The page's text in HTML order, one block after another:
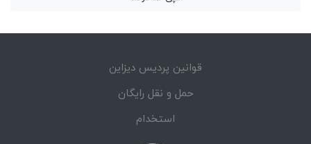
قوانین پردیس دیزاین
حمل و نقل رایگان
استخدام